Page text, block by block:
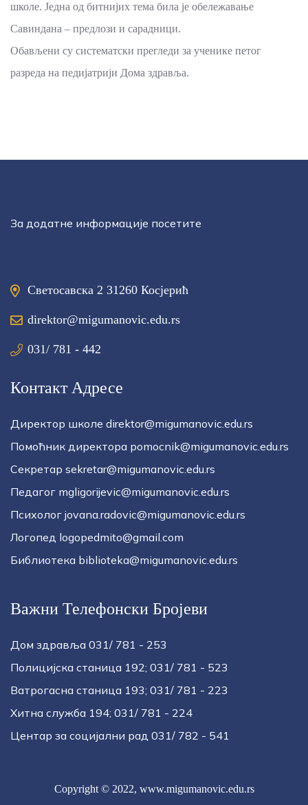
школе. Једна од битнијих тема била је обележавање
Савиндана – предлози и сарадници.
Обављени су систематски прегледи за ученике петог
разреда на педијатрији Дома здравља.
За додатне информације посетите
Светосавска 2 31260 Косјерић
direktor@migumanovic.edu.rs
031/ 781 - 442
Контакт Адресе
Директор школе direktor@migumanovic.edu.rs
Помоћник директора pomocnik@migumanovic.edu.rs
Секретар sekretar@migumanovic.edu.rs
Педагог mgligorijevic@migumanovic.edu.rs
Психолог jovana.radovic@migumanovic.edu.rs
Логопед logopedmito@gmail.com
Библиотека biblioteka@migumanovic.edu.rs
Важни Телефонски Бројеви
Дом здравља 031/ 781 - 253
Полицијска станица 192; 031/ 781 - 523
Ватрогасна станица 193; 031/ 781 - 223
Хитна служба 194; 031/ 781 - 224
Центар за социјални рад 031/ 782 - 541
Copyright © 2022, www.migumanovic.edu.rs